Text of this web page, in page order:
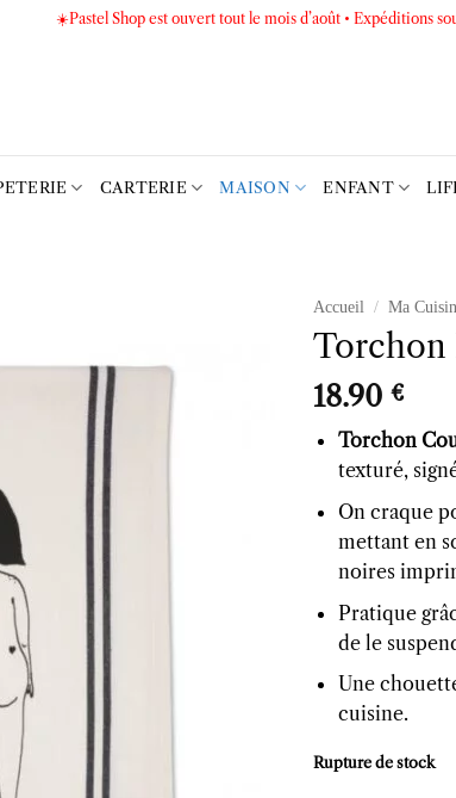
☀️Pastel Shop est ouvert tout le mois d’août • Expéditions
CARTERIE MAISON ENFANT
Accueil / Ma
Torchon
18.90 €
Torchon
texturé,
On craque
mettant en
noires
Pratique
de le
Une
cuisine.
Rupture de stock